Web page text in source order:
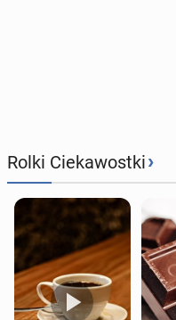
Rolki Ciekawostki›